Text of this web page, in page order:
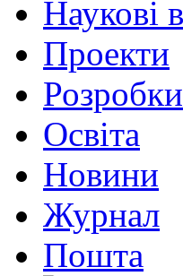
Наукові
Проекти
Розробки
Освіта
Новини
Журнал
Пошта